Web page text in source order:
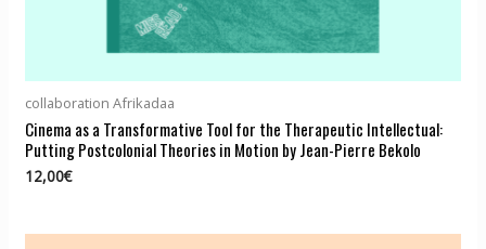
collaboration Afrikadaa
Cinema as a Transformative Tool for the Therapeutic Intellectual:
Putting Postcolonial Theories in Motion by Jean-Pierre Bekolo
12,00€